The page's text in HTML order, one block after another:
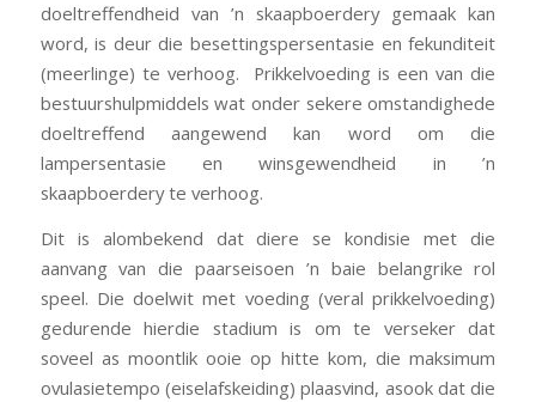
doeltreffendheid van ’n skaapboerdery gemaak kan
word, is deur die besettingspersentasie en fekunditeit
(meerlinge) te verhoog. Prikkelvoeding is een van die
bestuurshulpmiddels wat onder sekere omstandighede
doeltreffend aangewend kan word om die
lampersentasie en winsgewendheid in ’n
skaapboerdery te verhoog.
Dit is alombekend dat diere se kondisie met die
aanvang van die paarseisoen ’n baie belangrike rol
speel. Die doelwit met voeding (veral prikkelvoeding)
gedurende hierdie stadium is om te verseker dat
soveel as moontlik ooie op hitte kom, die maksimum
ovulasietempo (eiselafskeiding) plaasvind, asook dat die